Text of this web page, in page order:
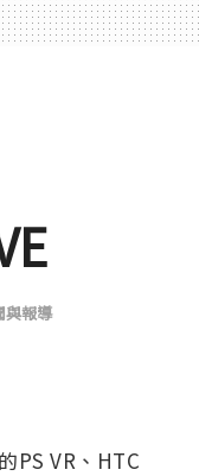
與報導
PS VR、HTC